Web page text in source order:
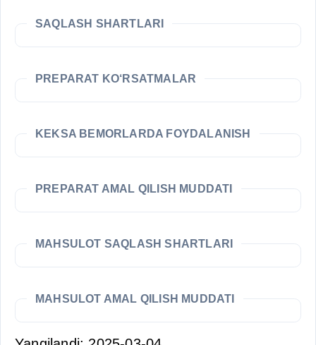
SAQLASH SHARTLARI
PREPARAT KO‘RSATMALAR
KEKSA BEMORLARDA FOYDALANISH
PREPARAT AMAL QILISH MUDDATI
MAHSULOT SAQLASH SHARTLARI
MAHSULOT AMAL QILISH MUDDATI